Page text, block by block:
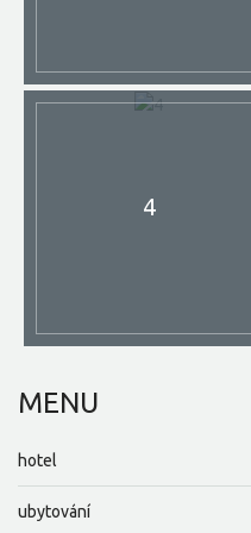
4
MENU
hotel
ubytování